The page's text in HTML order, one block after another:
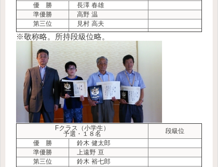
優 勝
長澤 春雄
準優勝
高野 温
第三位
見村 高夫
※敬称略。所持段級位略。
Fクラス（小学生）
予選・１８名
段級位
優 勝
鈴木 健太郎
準優勝
上遠野 亘
第三位
鈴木 裕七郎